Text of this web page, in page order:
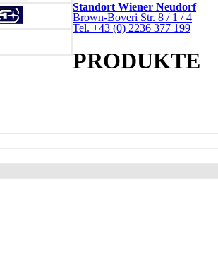
Standort Wiener Neudorf
Brown-Boveri Str. 8 / 1 / 4
Tel. +43 (0) 2236 377 199
PRODUKTE